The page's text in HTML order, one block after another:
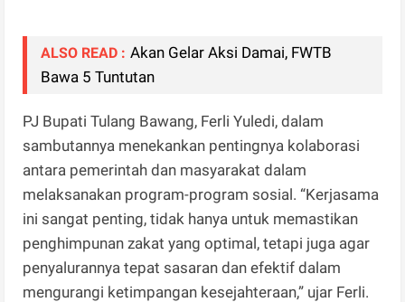
ALSO READ : Akan Gelar Aksi Damai, FWTB
Bawa 5 Tuntutan
PJ Bupati Tulang Bawang, Ferli Yuledi, dalam
sambutannya menekankan pentingnya kolaborasi
antara pemerintah dan masyarakat dalam
melaksanakan program-program sosial. “Kerjasama
ini sangat penting, tidak hanya untuk memastikan
penghimpunan zakat yang optimal, tetapi juga agar
penyalurannya tepat sasaran dan efektif dalam
mengurangi ketimpangan kesejahteraan,” ujar Ferli.